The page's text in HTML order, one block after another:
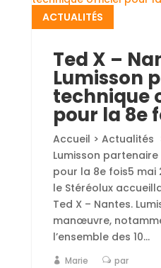
Ted X –
Lumisson
technique
pour la 8e
ACTUALITÉS
Accueil > Actualités
Lumisson
pour la 8e fois5 mai
le Stéréolux
Ted X – Nantes.
manœuvre,
l’ensemble des 10...
Marie par